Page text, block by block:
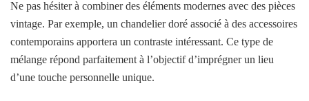
Ne pas hésiter à combiner des éléments modernes avec des pièces
vintage. Par exemple, un chandelier doré associé à des accessoires
contemporains apportera un contraste intéressant. Ce type de
mélange répond parfaitement à l’objectif d’imprégner un lieu
d’une touche personnelle unique.